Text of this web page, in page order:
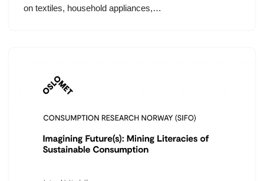
on textiles, household appliances,…